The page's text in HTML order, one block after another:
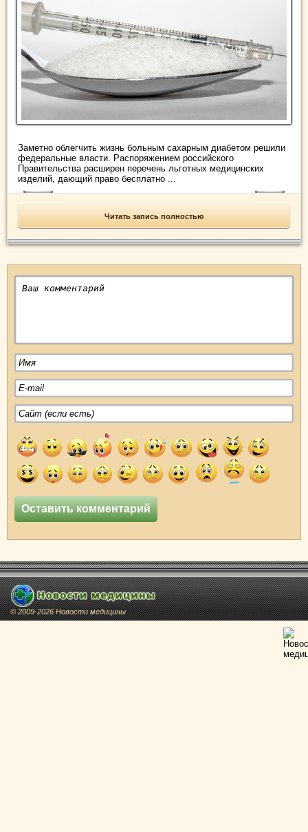
Заметно облегчить жизнь больным сахарным диабетом решили
федеральные власти. Распоряжением российского
Правительства расширен перечень льготных медицинских
изделий, дающий право бесплатно ...
Читать запись полностью
© 2009-2026 Новости медицины